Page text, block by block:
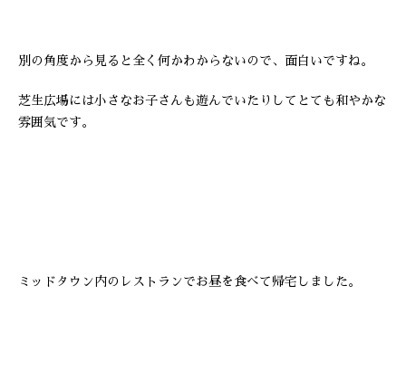
別の角度から見ると全く何かわからないので、面白いですね。
芝生広場には小さなお子さんも遊んでいたりしてとても和やかな
雰囲気です。
ミッドタウン内のレストランでお昼を食べて帰宅しました。